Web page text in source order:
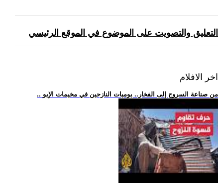
التعليق والتصويت على الموضوع في الموقع الرئيسي
اخر الافلام
.. من صناعة السروج إلى الفخار.. يوميات النازحين في مخيمات الإيو